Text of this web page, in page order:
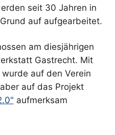
seit 30 Jahren in
auf aufgearbeitet.
am diesjährigen
Gastrecht. Mit
auf den Verein
auf das Projekt
aufmerksam